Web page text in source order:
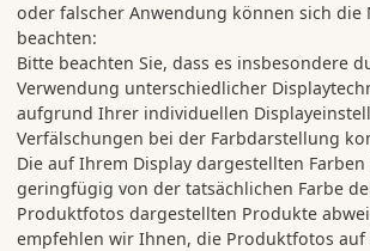
oder falscher Anwendung können sich die
beachten:
Bitte beachten Sie, dass es insbesondere
Verwendung unterschiedlicher
aufgrund Ihrer individuellen
Verfälschungen bei der Farbdarstellung
Die auf Ihrem Display dargestellten
geringfügig von der tatsächlichen Farbe
Produktfotos dargestellten Produkte
empfehlen wir Ihnen, die Produktfotos auf